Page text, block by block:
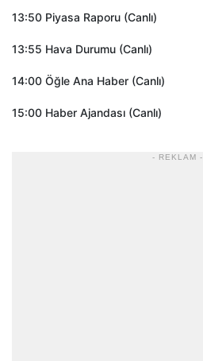
13:50 Piyasa Raporu (Canlı)
13:55 Hava Durumu (Canlı)
14:00 Öğle Ana Haber (Canlı)
15:00 Haber Ajandası (Canlı)
- REKLAM -